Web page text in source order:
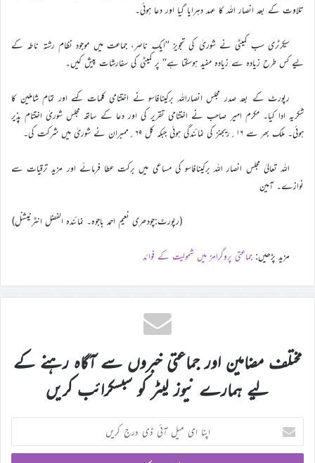
تلاوت کے بعد انصار اللہ کا عہد دہرایا گیا اور دعا ہوئی۔
سیکرٹری سب کمیٹی نے شوریٰ کی تجویز ’’ایک ناصر، جماعت میں موجود نظام رشتہ ناطہ کے
ليے کس طرح زیادہ سے زیادہ مفید ہوسکتا ہے‘‘ پر کمیٹی کی سفارشات پیش کیں۔
رپورٹ کے بعد صدر مجلس انصاراللہ برکینافاسو نے اختتامی کلمات کہے اور تمام شاملین کا
شکریہ ادا کیا۔ مکرم امیر صاحب نے اختتامی تقریر کی اور دعا کے ساتھ مجلس شوریٰ اختتام پذیر
ہوئی۔ ملک بھر سے ۱۶؍ریجنز کی نمائندگی ہوئی جبکہ کل ۶۹؍ممبران نے شوریٰ میں شرکت کی۔
اللہ تعالیٰ مجلس انصار اللہ برکینافاسو کی مساعی میں برکت عطا فرمائے اور مزید ترقیات سے
نوازے۔ آمین
(رپورٹ:چودھری نعیم احمد باجوہ۔ نمائندہ الفضل انٹرنیشنل)
مزید پڑھیں: جماعتی پروگرامز میں شمولیت کے فوائد
مختلف مضامین اور جماعتی خبروں سے آگاہ رہنے کے
لیے ہمارے نیوز لیٹر کو سبسکرائب کریں
اپنا
ای
میل